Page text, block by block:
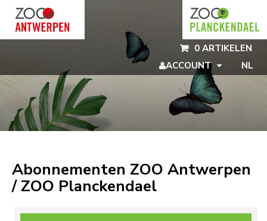
Naar hoofdinhoud
ACCOUNT NL
0 ARTIKELEN
Abonnementen ZOO Antwerpen
/ ZOO Planckendael